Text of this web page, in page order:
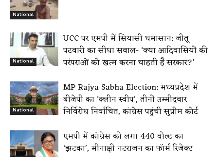
National
National
UCC पर एमपी में सियासी घमासान: जीतू
पटवारी का सीधा सवाल- ‘क्या आदिवासियों की
परंपराओं को खत्म करना चाहती है सरकार?’
National
MP Rajya Sabha Election: मध्यप्रदेश में
बीजेपी का ‘क्लीन स्वीप’, तीनों उम्मीदवार
निर्विरोध निर्वाचित, कांग्रेस पहुंची सुप्रीम कोर्ट
एमपी में कांग्रेस को लगा 440 वोल्ट का
‘झटका’, मीनाक्षी नटराजन का फॉर्म रिजेक्ट